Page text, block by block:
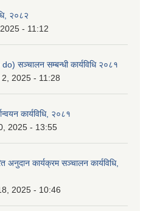
२०८२
- 11:12
सञ्चालन सम्बन्धी कार्यविधि २०८१
2025 - 11:28
कार्यविधि, २०८१
2025 - 13:55
अनुदान कार्यक्रम सञ्‍चालन कार्यविधि,
2025 - 10:46